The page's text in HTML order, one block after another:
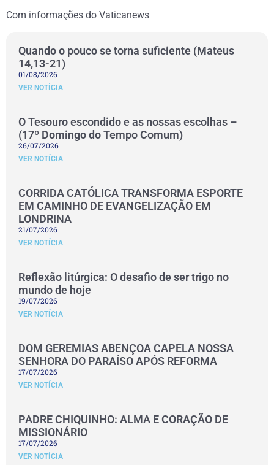
Com informações do Vaticanews
Quando o pouco se torna suficiente (Mateus
14,13-21)
01/08/2026
VER NOTÍCIA
O Tesouro escondido e as nossas escolhas –
(17º Domingo do Tempo Comum)
26/07/2026
VER NOTÍCIA
CORRIDA CATÓLICA TRANSFORMA ESPORTE
EM CAMINHO DE EVANGELIZAÇÃO EM
LONDRINA
21/07/2026
VER NOTÍCIA
Reflexão litúrgica: O desafio de ser trigo no
mundo de hoje
19/07/2026
VER NOTÍCIA
DOM GEREMIAS ABENÇOA CAPELA NOSSA
SENHORA DO PARAÍSO APÓS REFORMA
17/07/2026
VER NOTÍCIA
PADRE CHIQUINHO: ALMA E CORAÇÃO DE
MISSIONÁRIO
17/07/2026
VER NOTÍCIA